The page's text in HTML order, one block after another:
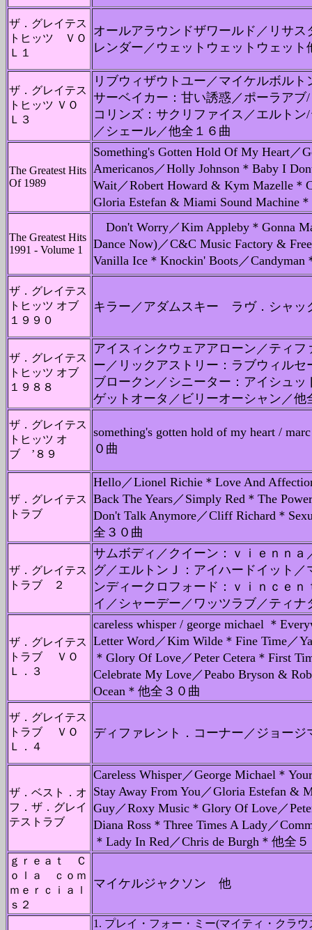
ザ．グレイテス
トヒッツ ＶＯ
Ｌ１
オールアラウンドザワールド／リサ
レンダー／ウェットウェットウェット
ザ．グレイテス
トヒッツ ＶＯ
Ｌ３
リブウィザウトユー／マイケルボル
サーベイカー：甘い誘惑／ポーラア
コリンズ：サクリファイス／エルト
／シェール／他全１６曲
The Greatest Hits
Of 1989
Something's Gotten Hold Of My Heart／
Americanos／Holly Johnson＊Baby I
Wait／Robert Howard & Kym Mazelle＊
Gloria Estefan & Miami Sound Machine
The Greatest Hits
1991 - Volume 1
Don't Worry／Kim Appleby＊Gonna
Dance Now)／C&C Music Factory &
Vanilla Ice＊Knockin' Boots／
ザ．グレイテス
トヒッツ オブ
１９９０
キラー／アダムスキー ラヴ．シャ
ザ．グレイテス
トヒッツ オブ
１９８８
アイスィンクウェアアローン／ティ
ー／リックアストリー：ラブウィル
ブロークン／シニーター：アイシュ
ゲットオータ／ビリーオーシャン／他
ザ．グレイテス
トヒッツ オ
ブ ’８９
something's gotten hold of my heart /
０曲
ザ．グレイテス
トラブ
Hello／Lionel Richie＊Love And
Back The Years／Simply Red＊The
Don't Talk Anymore／Cliff Richard＊
全３０曲
ザ．グレイテス
トラブ ２
サムボディ／クイーン：ｖｉｅｎｎ
グ／エルトンＪ：アイハードイット
ンディークロフォード：ｖｉｎｃｅ
イ／シャーデー／ワッツラブ／ティナ
ザ．グレイテス
トラブ ＶＯ
Ｌ．３
careless whisper / george michael ＊
Letter Word／Kim Wilde＊Fine Time／
＊Glory Of Love／Peter Cetera＊First
Celebrate My Love／Peabo Bryson &
Ocean＊他全３０曲
ザ．グレイテス
トラブ ＶＯ
Ｌ．４
ディファレント．コーナー／ジョー
ザ．ベスト．オ
フ．ザ．グレイ
テストラブ
Careless Whisper／George Michael＊
Stay Away From You／Gloria Estefan &
Guy／Roxy Music＊Glory Of Love／
Diana Ross＊Three Times A Lady／
＊Lady In Red／Chris de Burgh＊他全
ｇｒｅａｔ Ｃ
ｏｌａ ｃｏｍ
ｍｅｒｃｉａｌ
ｓ２
マイケルジャクソン 他
1. プレイ・フォー・ミー(マイティ・クラ